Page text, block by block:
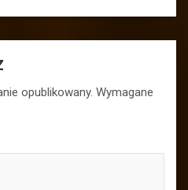
opublikowany. Wymagane